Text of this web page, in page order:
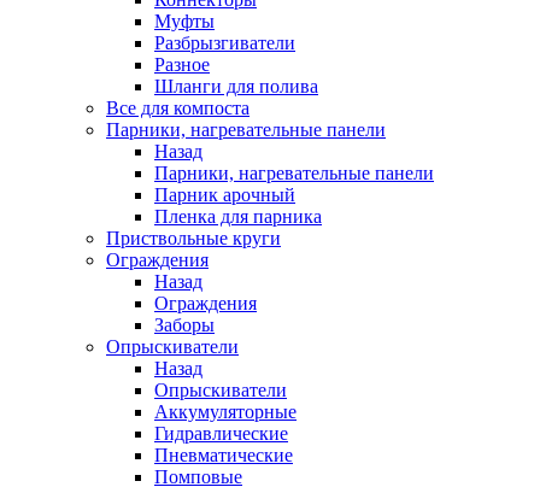
Муфты
Разбрызгиватели
Разное
Шланги для полива
Все для компоста
Парники, нагревательные панели
Назад
Парники, нагревательные панели
Парник арочный
Пленка для парника
Приствольные круги
Ограждения
Назад
Ограждения
Заборы
Опрыскиватели
Назад
Опрыскиватели
Аккумуляторные
Гидравлические
Пневматические
Помповые